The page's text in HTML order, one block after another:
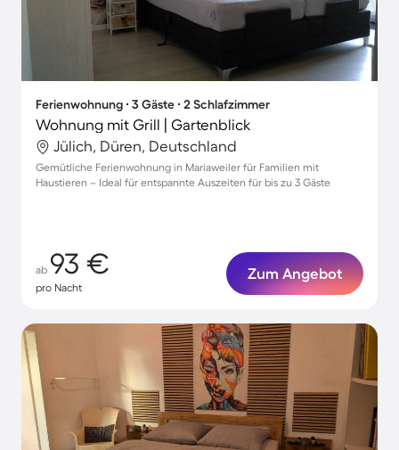
Ferienwohnung ∙ 3 Gäste ∙ 2 Schlafzimmer
Wohnung mit Grill | Gartenblick
Jülich, Düren, Deutschland
Gemütliche Ferienwohnung in Mariaweiler für Familien mit
Haustieren – Ideal für entspannte Auszeiten für bis zu 3 Gäste
ab 93 €
pro Nacht
Zum Angebot